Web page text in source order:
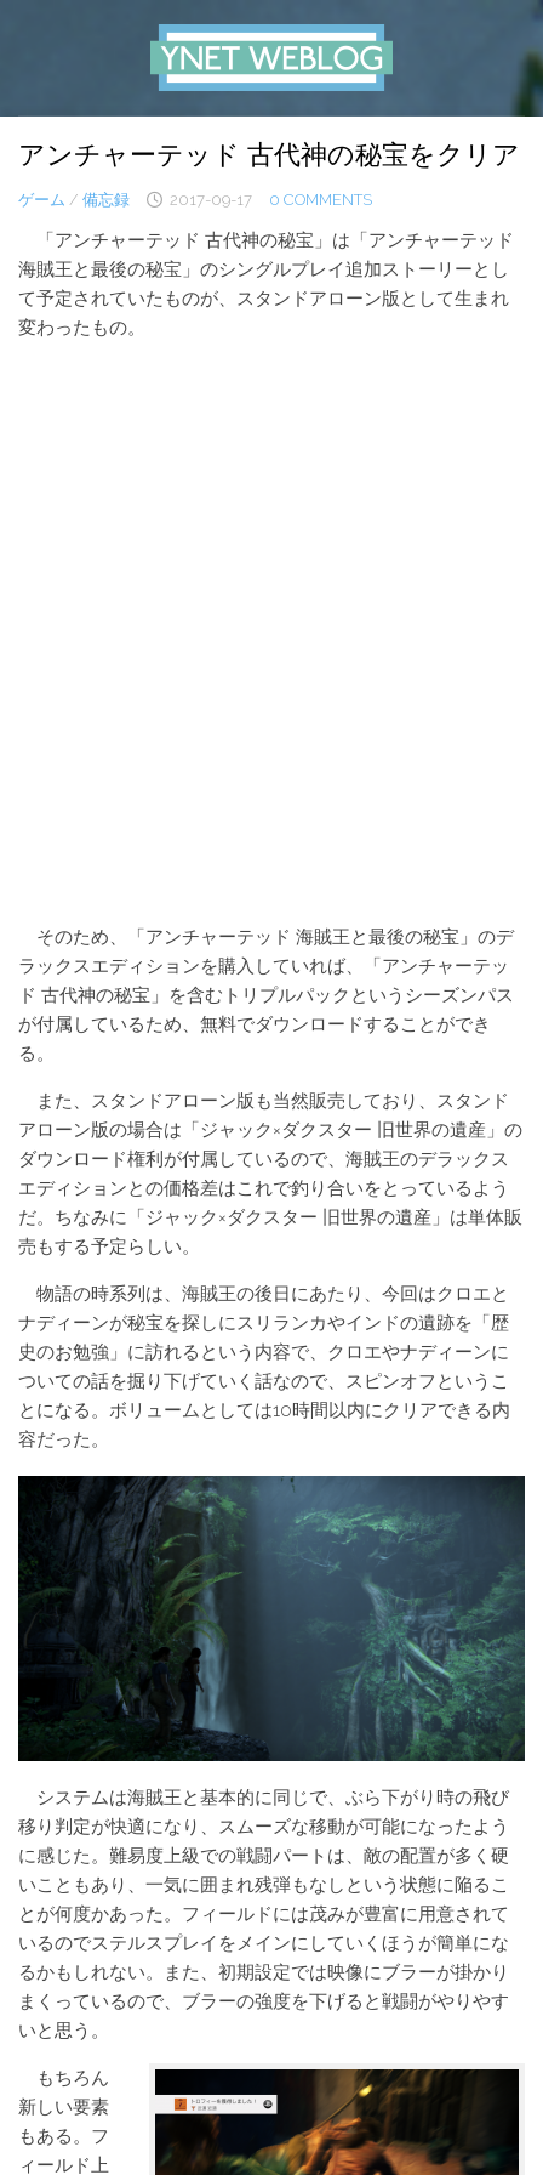
アンチャーテッド 古代神の秘宝をクリア
ゲーム / 備忘録 2017-09-17 0 COMMENTS
「アンチャーテッド 古代神の秘宝」は「アンチャーテッド
海賊王と最後の秘宝」のシングルプレイ追加ストーリーとし
て予定されていたものが、スタンドアローン版として生まれ
変わったもの。
そのため、「アンチャーテッド 海賊王と最後の秘宝」のデ
ラックスエディションを購入していれば、「アンチャーテッ
ド 古代神の秘宝」を含むトリプルパックというシーズンパス
が付属しているため、無料でダウンロードすることができ
る。
また、スタンドアローン版も当然販売しており、スタンド
アローン版の場合は「ジャック×ダクスター 旧世界の遺産」の
ダウンロード権利が付属しているので、海賊王のデラックス
エディションとの価格差はこれで釣り合いをとっているよう
だ。ちなみに「ジャック×ダクスター 旧世界の遺産」は単体販
売もする予定らしい。
物語の時系列は、海賊王の後日にあたり、今回はクロエと
ナディーンが秘宝を探しにスリランカやインドの遺跡を「歴
史のお勉強」に訪れるという内容で、クロエやナディーンに
ついての話を掘り下げていく話なので、スピンオフというこ
とになる。ボリュームとしては10時間以内にクリアできる内
容だった。
システムは海賊王と基本的に同じで、ぶら下がり時の飛び
移り判定が快適になり、スムーズな移動が可能になったよう
に感じた。難易度上級での戦闘パートは、敵の配置が多く硬
いこともあり、一気に囲まれ残弾もなしという状態に陥るこ
とが何度かあった。フィールドには茂みが豊富に用意されて
いるのでステルスプレイをメインにしていくほうが簡単にな
るかもしれない。また、初期設定では映像にブラーが掛かり
まくっているので、ブラーの強度を下げると戦闘がやりやす
いと思う。
もちろん
新しい要素
もある。フ
ィールド上